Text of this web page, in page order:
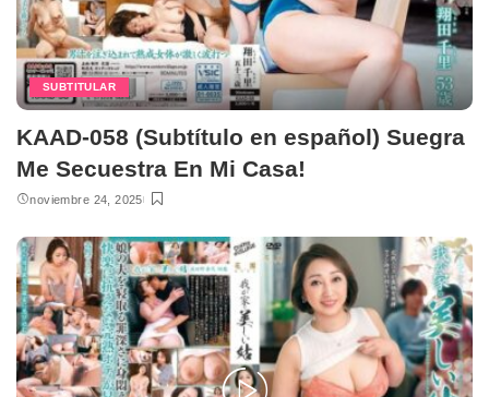
SUBTITULAR
KAAD-058 (Subtítulo en español) Suegra
Me Secuestra En Mi Casa!
noviembre 24, 2025